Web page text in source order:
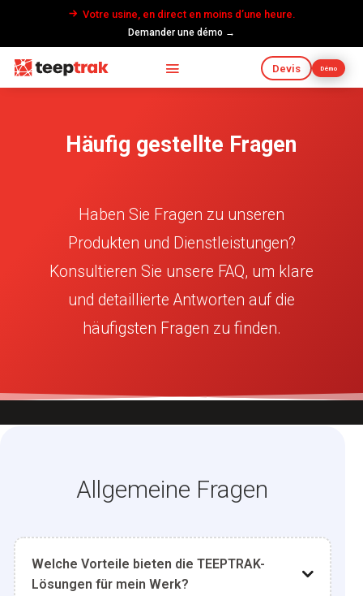
Votre usine, en direct en moins d’une heure.
Demander une démo →
Devis Démo
Häufig gestellte Fragen
Haben Sie Fragen zu unseren
Produkten und Dienstleistungen?
Konsultieren Sie unsere FAQ, um klare
und detaillierte Antworten auf die
häufigsten Fragen zu finden.
Allgemeine Fragen
Welche Vorteile bieten die TEEPTRAK-
Lösungen für mein Werk?